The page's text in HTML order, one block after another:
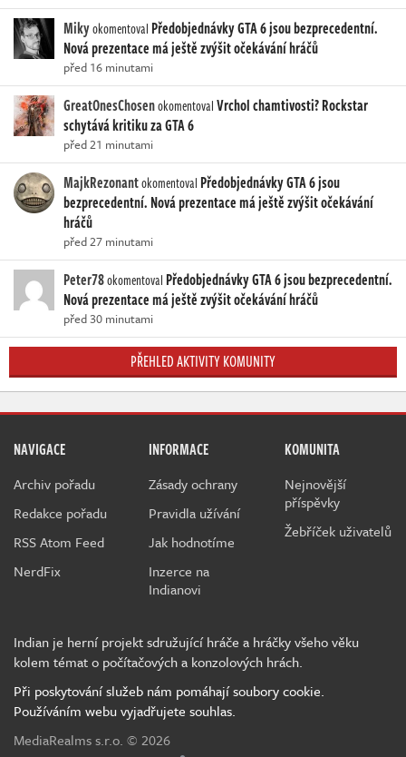
Mikyokomentoval Předobjednávky GTA 6 jsou bezprecedentní.
Nová prezentace má ještě zvýšit očekávání hráčů
před 16 minutami
GreatOnesChosenokomentovalVrchol chamtivosti? Rockstar
schytává kritiku za GTA 6
před 21 minutami
MajkRezonantokomentoval Předobjednávky GTA 6 jsou
bezprecedentní. Nová prezentace má ještě zvýšit očekávání
hráčů
před 27 minutami
Peter78okomentoval Předobjednávky GTA 6 jsou bezprecedentní.
Nová prezentace má ještě zvýšit očekávání hráčů
před 30 minutami
PŘEHLED AKTIVITY KOMUNITY
NAVIGACE
Archiv pořadu
Redakce pořadu
RSS Atom Feed
NerdFix
INFORMACE
Zásady ochrany
Pravidla užívání
Jak hodnotíme
Inzerce na
Indianovi
KOMUNITA
Nejnovější
příspěvky
Žebříček uživatelů
Indian je herní projekt sdružující hráče a hráčky všeho věku
kolem témat o počítačových a konzolových hrách.
Při poskytování služeb nám pomáhají soubory cookie.
Používáním webu vyjadřujete souhlas.
MediaRealms s.r.o. © 2026